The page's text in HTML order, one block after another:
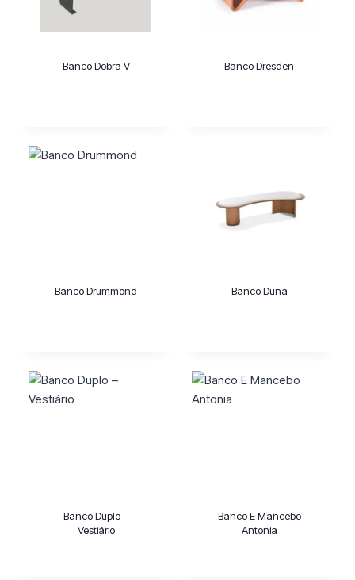
Banco Dobra V Banco Dresden
Banco Drummond Banco Duna
Banco Duplo –
Vestiário
Banco E Mancebo
Antonia